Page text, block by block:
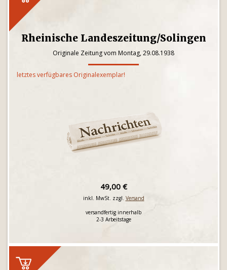
Rheinische Landeszeitung/Solingen
Originale Zeitung vom Montag, 29.08.1938
letztes verfügbares Originalexemplar!
49,00 €
inkl. MwSt. zzgl. Versand
versandfertig innerhalb
2-3 Arbeitstage